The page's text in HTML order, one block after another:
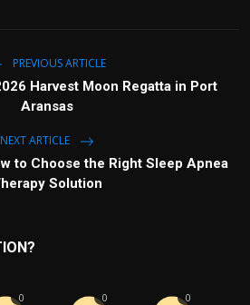
PREVIOUS ARTICLE
Harvest Moon Regatta in Port
Aransas
NEXT ARTICLE
to Choose the Right Sleep Apnea
Solution
0 0 0